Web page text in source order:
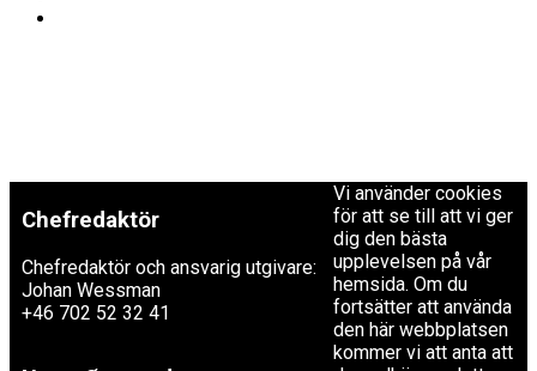
Chefredaktör
Chefredaktör och ansvarig utgivare:
Johan Wessman
+46 702 52 32 41
Vi använder cookies
för att se till att vi ger
dig den bästa
upplevelsen på vår
hemsida. Om du
fortsätter att använda
den här webbplatsen
kommer vi att anta att